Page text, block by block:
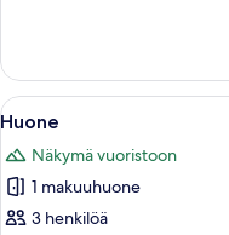
Avaa
kaikki
huonetyypin
Huone
kuvat
4
Huone
Näkymä vuoristoon
1 makuuhuone
3 henkilöä